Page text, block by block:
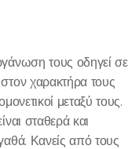
τους οδηγεί σε
χαρακτήρα τους
μεταξύ τους.
σταθερά και
Κανείς από τους